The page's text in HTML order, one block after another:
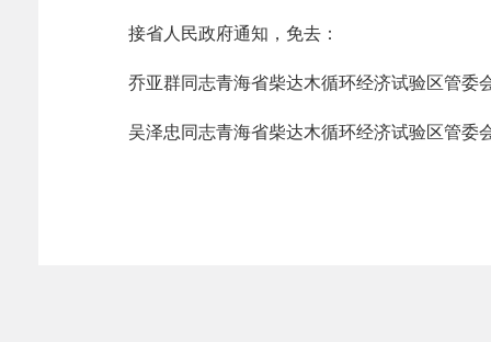
接省人民政府通知，免去：
乔亚群同志青海省柴达木循环经济试验区管委
吴泽忠同志青海省柴达木循环经济试验区管委